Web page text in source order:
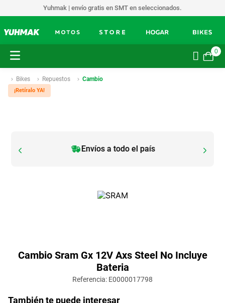
Yuhmak | envío gratis en SMT en seleccionados.
0
Bikes Repuestos Cambio
¡Retíralo YA!
Envíos a todo el país
Cambio Sram Gx 12V Axs Steel No Incluye
Bateria
Referencia: E0000017798
También te puede interesar